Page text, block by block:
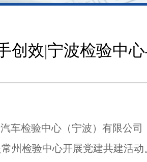
创效|宁波检验中
车检验中心（宁波）有限公
州检验中心开展党建共建活